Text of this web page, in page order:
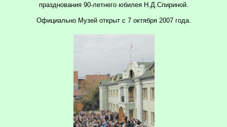
празднования 90-летнего юбилея Н.Д.Спириной.
Официально Музей открыт с 7 октября 2007 года.